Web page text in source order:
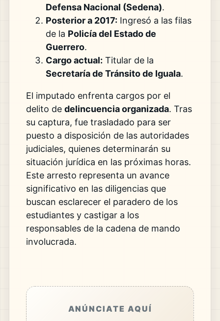
Defensa Nacional (Sedena).
Posterior a 2017: Ingresó a las filas
de la Policía del Estado de
Guerrero.
Cargo actual: Titular de la
Secretaría de Tránsito de Iguala.
El imputado enfrenta cargos por el
delito de delincuencia organizada. Tras
su captura, fue trasladado para ser
puesto a disposición de las autoridades
judiciales, quienes determinarán su
situación jurídica en las próximas horas.
Este arresto representa un avance
significativo en las diligencias que
buscan esclarecer el paradero de los
estudiantes y castigar a los
responsables de la cadena de mando
involucrada.
ANÚNCIATE AQUÍ